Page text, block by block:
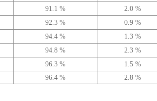
91.1 %
2.0 %
92.3 %
0.9 %
94.4 %
1.3 %
94.8 %
2.3 %
96.3 %
1.5 %
96.4 % 2.8 %